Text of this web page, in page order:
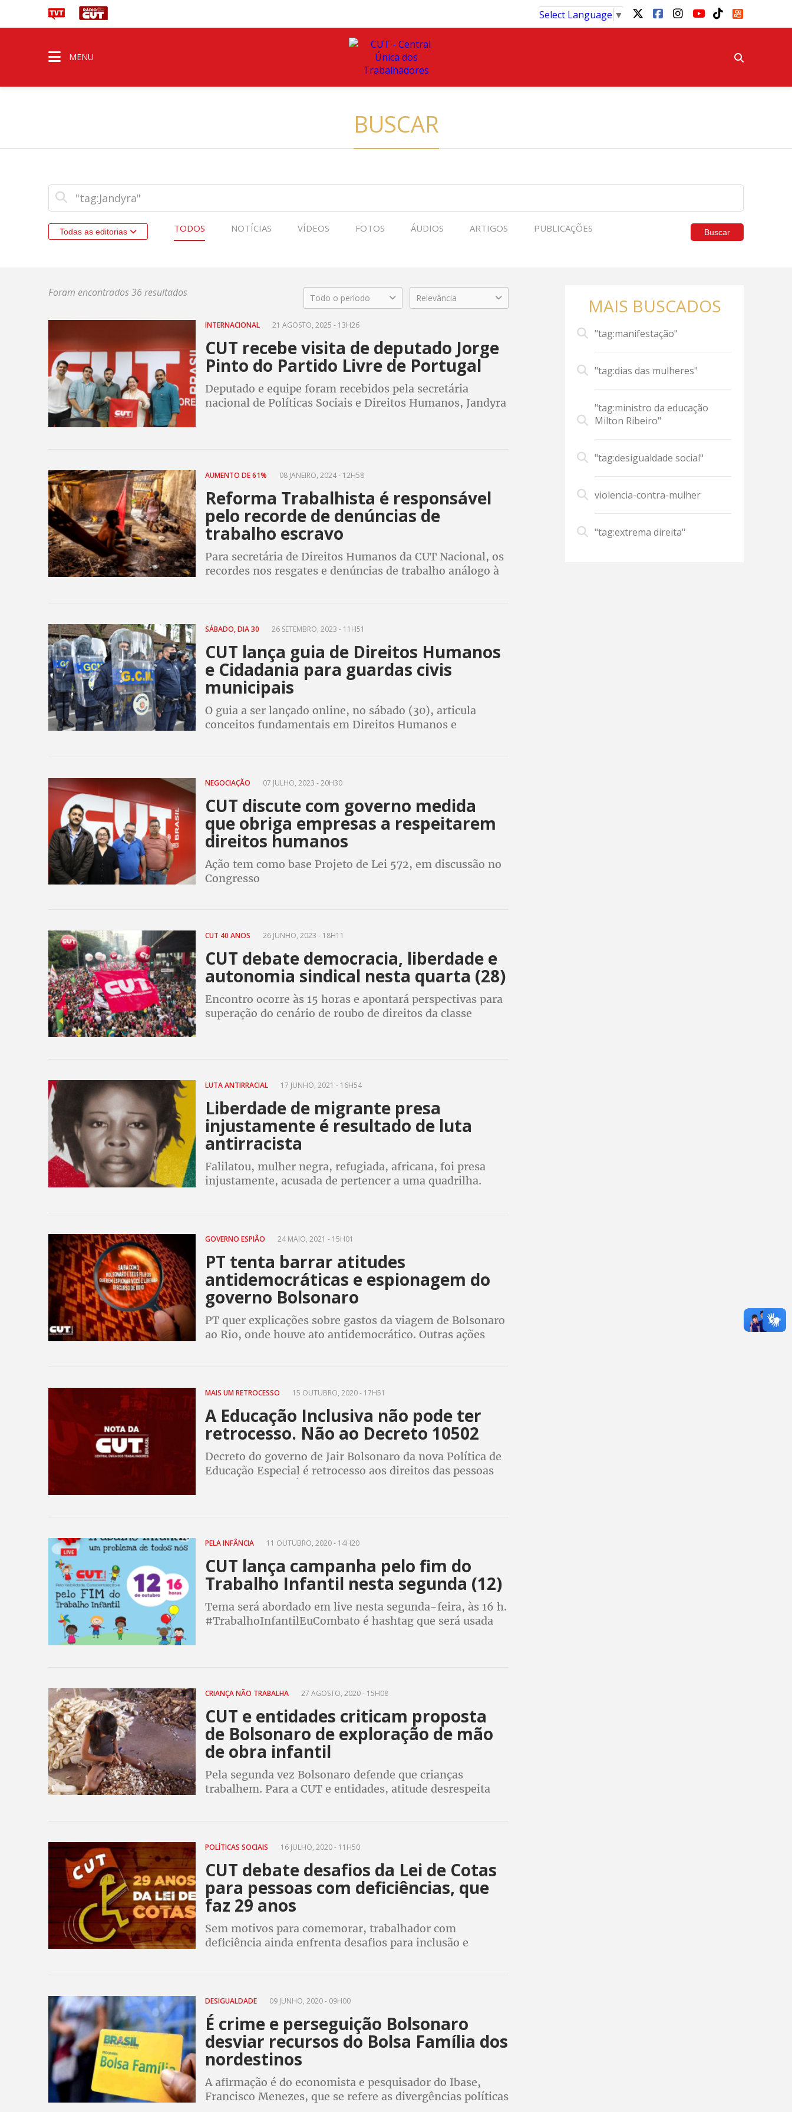
Select Language ▼
MENU
BUSCAR
Todas as editorias TODOS NOTÍCIAS VÍDEOS FOTOS ÁUDIOS ARTIGOS PUBLICAÇÕES Buscar
Foram encontrados 36 resultados Todo o período Relevância
INTERNACIONAL 21 AGOSTO, 2025 - 13H26
CUT recebe visita de deputado Jorge
Pinto do Partido Livre de Portugal
Deputado e equipe foram recebidos pela secretária
nacional de Políticas Sociais e Direitos Humanos, Jandyra
AUMENTO DE 61% 08 JANEIRO, 2024 - 12H58
Reforma Trabalhista é responsável
pelo recorde de denúncias de
trabalho escravo
Para secretária de Direitos Humanos da CUT Nacional, os
recordes nos resgates e denúncias de trabalho análogo à
SÁBADO, DIA 30 26 SETEMBRO, 2023 - 11H51
CUT lança guia de Direitos Humanos
e Cidadania para guardas civis
municipais
O guia a ser lançado online, no sábado (30), articula
conceitos fundamentais em Direitos Humanos e
NEGOCIAÇÃO 07 JULHO, 2023 - 20H30
CUT discute com governo medida
que obriga empresas a respeitarem
direitos humanos
Ação tem como base Projeto de Lei 572, em discussão no
Congresso
CUT 40 ANOS 26 JUNHO, 2023 - 18H11
CUT debate democracia, liberdade e
autonomia sindical nesta quarta (28)
Encontro ocorre às 15 horas e apontará perspectivas para
superação do cenário de roubo de direitos da classe
LUTA ANTIRRACIAL 17 JUNHO, 2021 - 16H54
Liberdade de migrante presa
injustamente é resultado de luta
antirracista
Falilatou, mulher negra, refugiada, africana, foi presa
injustamente, acusada de pertencer a uma quadrilha.
GOVERNO ESPIÃO 24 MAIO, 2021 - 15H01
PT tenta barrar atitudes
antidemocráticas e espionagem do
governo Bolsonaro
PT quer explicações sobre gastos da viagem de Bolsonaro
ao Rio, onde houve ato antidemocrático. Outras ações
MAIS UM RETROCESSO 15 OUTUBRO, 2020 - 17H51
A Educação Inclusiva não pode ter
retrocesso. Não ao Decreto 10502
Decreto do governo de Jair Bolsonaro da nova Política de
Educação Especial é retrocesso aos direitos das pessoas
PELA INFÂNCIA 11 OUTUBRO, 2020 - 14H20
CUT lança campanha pelo fim do
Trabalho Infantil nesta segunda (12)
Tema será abordado em live nesta segunda-feira, às 16 h.
#TrabalhoInfantilEuCombato é hashtag que será usada
CRIANÇA NÃO TRABALHA 27 AGOSTO, 2020 - 15H08
CUT e entidades criticam proposta
de Bolsonaro de exploração de mão
de obra infantil
Pela segunda vez Bolsonaro defende que crianças
trabalhem. Para a CUT e entidades, atitude desrespeita
POLÍTICAS SOCIAIS 16 JULHO, 2020 - 11H50
CUT debate desafios da Lei de Cotas
para pessoas com deficiências, que
faz 29 anos
Sem motivos para comemorar, trabalhador com
deficiência ainda enfrenta desafios para inclusão e
DESIGUALDADE 09 JUNHO, 2020 - 09H00
É crime e perseguição Bolsonaro
desviar recursos do Bolsa Família dos
nordestinos
A afirmação é do economista e pesquisador do Ibase,
Francisco Menezes, que se refere as divergências políticas
MAIS BUSCADOS
"tag:manifestação"
"tag:dias das mulheres"
"tag:ministro da educação
Milton Ribeiro"
"tag:desigualdade social"
violencia-contra-mulher
"tag:extrema direita"